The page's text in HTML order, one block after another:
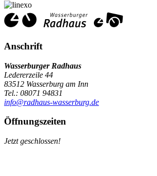
Anschrift
Wasserburger Radhaus
Ledererzeile 44
83512 Wasserburg am Inn
Tel.: 08071 94831
info@radhaus-wasserburg.de
Öffnungszeiten
Jetzt geschlossen!